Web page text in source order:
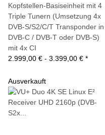
Kopfstellen-Basiseinheit mit 4
Triple Tunern (Umsetzung 4x
DVB-S/S2/C/T Transponder in
DVB-C / DVB-T oder DVB-S)
mit 4x CI
2.999,00 € - 3.399,00 € *
Ausverkauft